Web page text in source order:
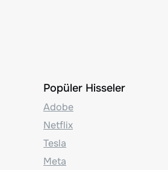
Popüler Hisseler
Adobe
Netflix
Tesla
Meta